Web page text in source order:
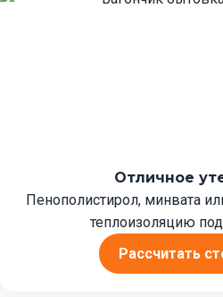
Отличное
Пенополистирол, минвата
теплоизоляцию
Рассчитать